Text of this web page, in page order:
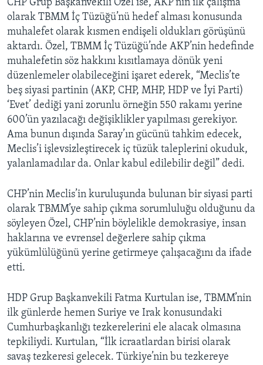
CHP Grup Başkanvekili Özel ise, AKP’nin ilk çalışma
olarak TBMM İç Tüzüğü’nü hedef alması konusunda
muhalefet olarak kısmen endişeli oldukları görüşünü
aktardı. Özel, TBMM İç Tüzüğü’nde AKP’nin hedefinde
muhalefetin söz hakkını kısıtlamaya dönük yeni
düzenlemeler olabileceğini işaret ederek, “Meclis’te
beş siyasi partinin (AKP, CHP, MHP, HDP ve İyi Parti)
‘Evet’ dediği yani zorunlu örneğin 550 rakamı yerine
600’ün yazılacağı değişiklikler yapılması gerekiyor.
Ama bunun dışında Saray’ın gücünü tahkim edecek,
Meclis’i işlevsizleştirecek iç tüzük taleplerini okuduk,
yalanlamadılar da. Onlar kabul edilebilir değil” dedi.
CHP’nin Meclis’in kuruluşunda bulunan bir siyasi parti
olarak TBMM’ye sahip çıkma sorumluluğu olduğunu da
söyleyen Özel, CHP’nin böylelikle demokrasiye, insan
haklarına ve evrensel değerlere sahip çıkma
yükümlülüğünü yerine getirmeye çalışacağını da ifade
etti.
HDP Grup Başkanvekili Fatma Kurtulan ise, TBMM’nin
ilk günlerde hemen Suriye ve Irak konusundaki
Cumhurbaşkanlığı tezkerelerini ele alacak olmasına
tepkiliydi. Kurtulan, “İlk icraatlardan birisi olarak
savaş tezkeresi gelecek. Türkiye’nin bu tezkereye